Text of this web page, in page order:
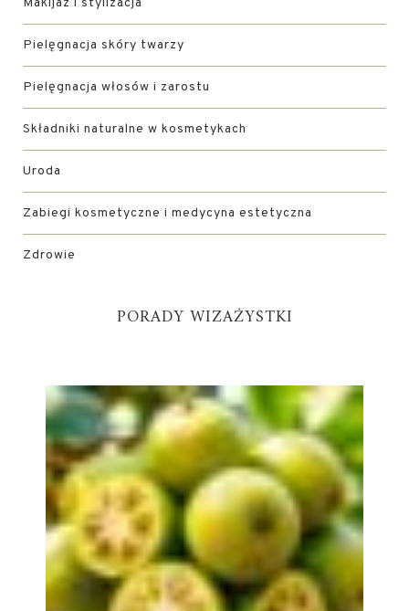
Makijaż i stylizacja
Pielęgnacja skóry twarzy
Pielęgnacja włosów i zarostu
Składniki naturalne w kosmetykach
Uroda
Zabiegi kosmetyczne i medycyna estetyczna
Zdrowie
PORADY WIZAŻYSTKI